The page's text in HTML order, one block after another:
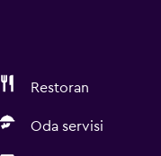
Restoran
Oda servisi